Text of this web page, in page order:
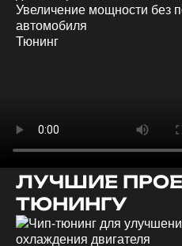
Увеличение мощности без
автомобиля
Тюнинг
ЛУЧШИЕ
ТЮНИНГУ